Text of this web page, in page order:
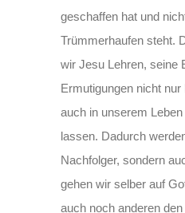
geschaffen hat und
Trümmerhaufen steht.
wir Jesu Lehren, seine
Ermutigungen nicht
auch in unserem
lassen. Dadurch
Nachfolger, sondern
gehen wir selber auf
auch noch anderen